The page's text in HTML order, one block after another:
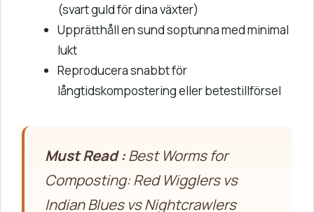
(svart guld för dina växter)
Upprätthåll en sund soptunna med minimal
lukt
Reproducera snabbt för
långtidskompostering eller betestillförsel
Must Read :Best Worms for
Composting: Red Wigglers vs
Indian Blues vs Nightcrawlers